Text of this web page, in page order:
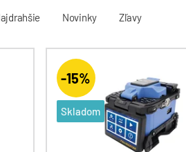
Novinky Zľavy
-15%
Skladom